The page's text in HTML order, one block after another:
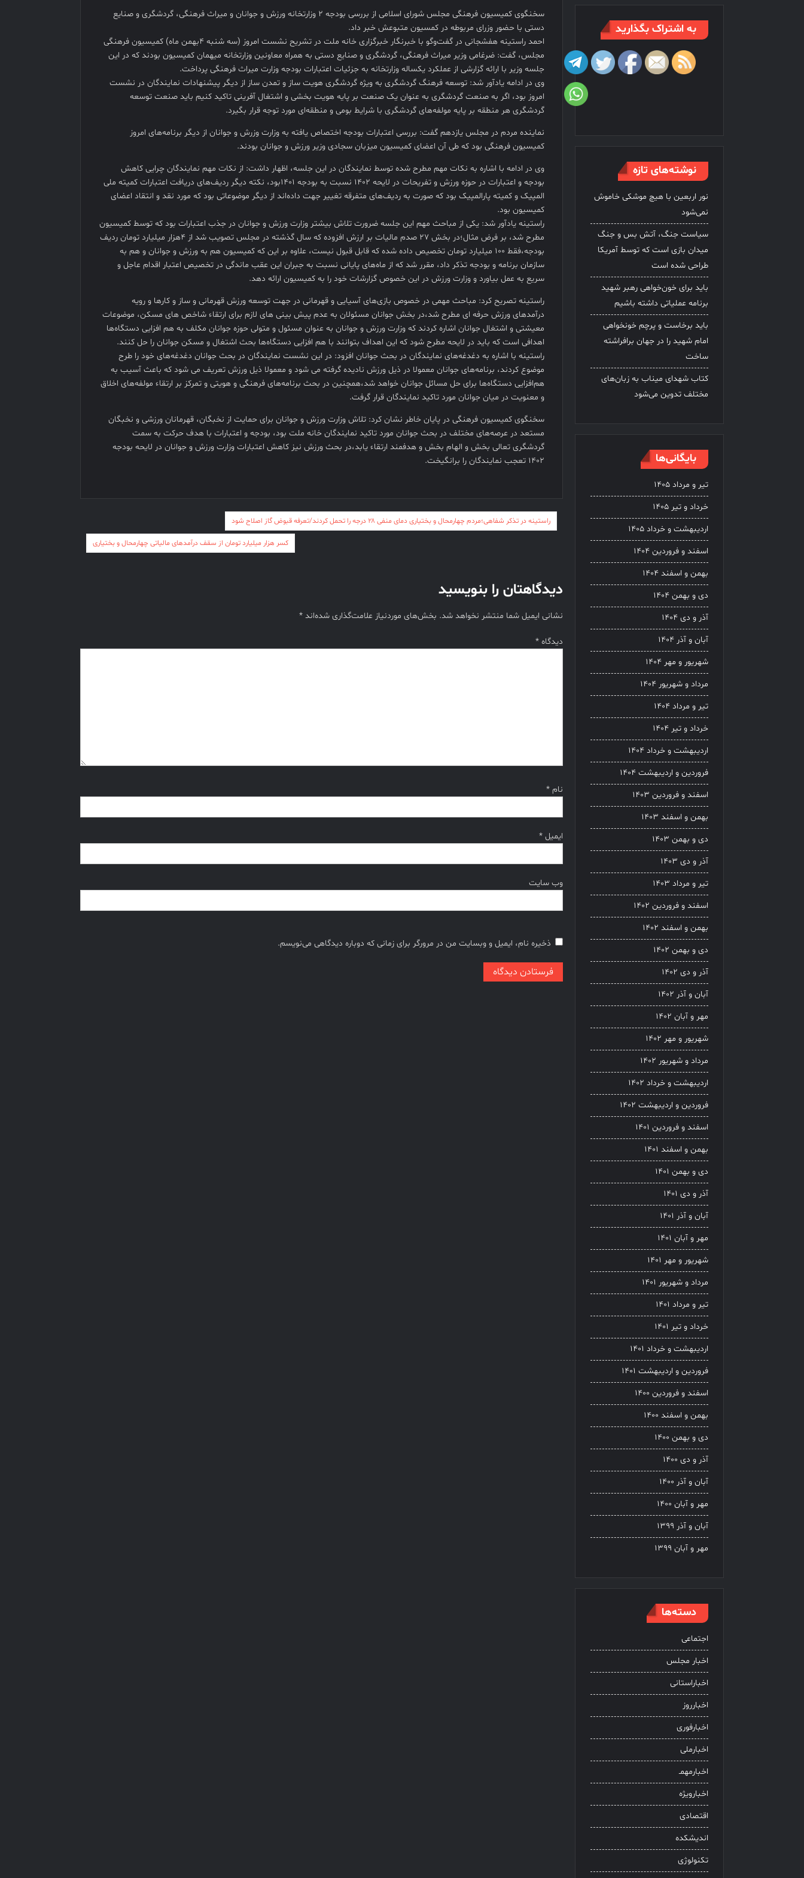
سخنگوی کمیسیون فرهنگی مجلس شورای اسلامی از بررسی بودجه ۲ وزارتخانه ورزش و جوانان و میراث فرهنگی، گردشگری و صنایع
دستی با حضور وزرای مربوطه در کمسیون متبوعش خبر داد.
احمد راستینه هفشجانی در گفت‌وگو با خبرنگار خبرگزاری خانه ملت در تشریح نشست امروز (سه شنبه ۴بهمن ماه) کمیسیون فرهنگی
مجلس، گفت: ضرغامی وزیر میراث فرهنگی، گردشگری و صنایع دستی به همراه معاونین وزارتخانه میهمان کمیسیون بودند که در این
جلسه وزیر با ارائه گزارشی از عملکرد یکساله وزارتخانه به جزئیات اعتبارات بودجه وزارت میراث فرهنگی پرداخت.
وی در ادامه یادآور شد: توسعه فرهنگ گردشگری به ویژه گردشگری هویت ساز و تمدن ساز از دیگر پیشنهادات نمایندگان در نشست
امروز بود، اگر به صنعت گردشگری به عنوان یک صنعت بر پایه هویت بخشی و اشتغال آفرینی تاکید کنیم باید صنعت توسعه
گردشگری هر منطقه بر پایه مولفه‌های گردشگری با شرایط بومی و منطقه‌ای مورد توجه قرار بگیرد.
نماینده مردم در مجلس یازدهم گفت: بررسی اعتبارات بودجه اختصاص یافته به وزارت وزرش و جوانان از دیگر برنامه‌های امروز
کمیسیون فرهنگی بود که طی آن اعضای کمیسیون میزبان سجادی وزیر ورزش و جوانان بودند.
وی در ادامه با اشاره به نکات مهم مطرح شده توسط نمایندگان در این جلسه، اظهار داشت: از نکات مهم نمایندگان چرایی کاهش
بودجه و اعتبارات در حوزه ورزش و تفریحات در لایحه ۱۴۰۲ نسبت به بودجه ۱۴۰۱بود، نکته دیگر ردیف‌های دریافت اعتبارات کمیته ملی
المپیک و کمیته پارالمپیک بود که صورت به ردیف‌های متفرقه تغییر جهت داده‌اند از دیگر موضوعاتی بود که مورد نقد و انتقاد اعضای
کمیسیون بود.
راستینه یادآور شد: یکی از مباحث مهم این جلسه ضرورت تلاش بیشتر وزارت ورزش و جوانان در جذب اعتبارات بود که توسط کمیسیون
مطرح شد، بر فرض مثال؛در بخش ۲۷ صدم مالیات بر ارزش افزوده که سال گذشته در مجلس تصویب شد از ۴هزار میلیارد تومان ردیف
بودجه،فقط ۱۰۰ میلیارد تومان تخصیص داده شده که قابل قبول نیست، علاوه بر این که کمیسیون هم به ورزش و جوانان و هم به
سازمان برنامه و بودجه تذکر داد، مقرر شد که از ماه‌های پایانی نسبت به جبران این عقب ماندگی در تخصیص اعتبار اقدام عاجل و
سریع به عمل بیاورد و وزارت ورزش در این خصوص گزارشات خود را به کمیسیون ارائه دهد.
راستینه تصریح کرد: مباحث مهمی در خصوص بازی‌های آسیایی و قهرمانی در جهت توسعه ورزش قهرمانی و ساز و کارها و رویه
درآمدهای ورزش حرفه ای مطرح شد،در بخش جوانان مسئولان به عدم پیش بینی های لازم برای ارتقاء شاخص های مسکن، موضوعات
معیشتی و اشتغال جوانان اشاره کردند که وزارت ورزش و جوانان به عنوان مسئول و متولی حوزه جوانان مکلف به هم افزایی دستگاه‌ها
اهدافی است که باید در لایحه مطرح شود که این اهداف بتوانند با هم افزایی دستگاه‌ها بحث اشتغال و مسکن جوانان را حل کنند.
راستینه با اشاره به دغدغه‌های نمایندگان در بحث جوانان افزود: در این نشست نمایندگان در بحث جوانان دغدغه‌های خود را طرح
موضوع کردند، برنامه‌های جوانان معمولا در ذیل ورزش نادیده گرفته می شود و معمولا ذیل ورزش تعریف می شود که باعث آسیب به
هم‌افزایی دستگاه‌ها برای حل مسائل جوانان خواهد شد،همچنین در بحث برنامه‌های فرهنگی و هویتی و تمرکز بر ارتقاء مولفه‌های اخلاق
و معنویت در میان جوانان مورد تاکید نمایندگان قرار گرفت.
سخنگوی کمیسیون فرهنگی در پایان خاطر نشان کرد: تلاش وزارت ورزش و جوانان برای حمایت از نخبگان، قهرمانان ورزشی و نخبگان
مستعد در عرصه‌های مختلف در بحث جوانان مورد تاکید نمایندگان خانه ملت بود، بودجه و اعتبارات با هدف حرکت به سمت
گردشگری تعالی بخش و الهام بخش و هدفمند ارتقاء یابد،در بحث ورزش نیز کاهش اعتبارات وزارت ورزش و جوانان در لایحه بودجه
۱۴۰۲ تعجب نمایندگان را برانگیخت.
راهبری
راستینه در تذکر شفاهی؛مردم چهارمحال و بختیاری دمای منفی ۲۸ درجه را تحمل کردند/تعرفه قبوض گاز اصلاح شود
کسر هزار میلیارد تومان از سقف درآمدهای مالیاتی چهارمحال و بختیاری
دیدگاهتان را بنویسید
نشانی ایمیل شما منتشر نخواهد شد. بخش‌های موردنیاز علامت‌گذاری شده‌اند*
دیدگاه*
نام*
ایمیل*
وب‌ سایت
ذخیره نام، ایمیل و وبسایت من در مرورگر برای زمانی که دوباره دیدگاهی می‌نویسم.
به اشتراک بگذارید
نوشته‌های تازه
نور اربعین با هیچ موشکی خاموش
نمی‌شود
سیاست جنگ، آتش بس و جنگ
میدان بازی است که توسط آمریکا
طراحی شده است
باید برای خون‌خواهی رهبر شهید
برنامه عملیاتی داشته باشیم
باید برخاست و پرچم خونخواهی
امام شهید را در جهان برافراشته
ساخت
کتاب شهدای میناب به زبان‌های
مختلف تدوین می‌شود
بایگانی‌ها
تیر و مرداد ۱۴۰۵
خرداد و تیر ۱۴۰۵
اردیبهشت و خرداد ۱۴۰۵
اسفند و فروردین ۱۴۰۴
بهمن و اسفند ۱۴۰۴
دی و بهمن ۱۴۰۴
آذر و دی ۱۴۰۴
آبان و آذر ۱۴۰۴
شهریور و مهر ۱۴۰۴
مرداد و شهریور ۱۴۰۴
تیر و مرداد ۱۴۰۴
خرداد و تیر ۱۴۰۴
اردیبهشت و خرداد ۱۴۰۴
فروردین و اردیبهشت ۱۴۰۴
اسفند و فروردین ۱۴۰۳
بهمن و اسفند ۱۴۰۳
دی و بهمن ۱۴۰۳
آذر و دی ۱۴۰۳
تیر و مرداد ۱۴۰۳
اسفند و فروردین ۱۴۰۲
بهمن و اسفند ۱۴۰۲
دی و بهمن ۱۴۰۲
آذر و دی ۱۴۰۲
آبان و آذر ۱۴۰۲
مهر و آبان ۱۴۰۲
شهریور و مهر ۱۴۰۲
مرداد و شهریور ۱۴۰۲
اردیبهشت و خرداد ۱۴۰۲
فروردین و اردیبهشت ۱۴۰۲
اسفند و فروردین ۱۴۰۱
بهمن و اسفند ۱۴۰۱
دی و بهمن ۱۴۰۱
آذر و دی ۱۴۰۱
آبان و آذر ۱۴۰۱
مهر و آبان ۱۴۰۱
شهریور و مهر ۱۴۰۱
مرداد و شهریور ۱۴۰۱
تیر و مرداد ۱۴۰۱
خرداد و تیر ۱۴۰۱
اردیبهشت و خرداد ۱۴۰۱
فروردین و اردیبهشت ۱۴۰۱
اسفند و فروردین ۱۴۰۰
بهمن و اسفند ۱۴۰۰
دی و بهمن ۱۴۰۰
آذر و دی ۱۴۰۰
آبان و آذر ۱۴۰۰
مهر و آبان ۱۴۰۰
آبان و آذر ۱۳۹۹
مهر و آبان ۱۳۹۹
دسته‌ها
اجتماعی
اخبار مجلس
اخباراستانی
اخبارروز
اخبارفوری
اخبارملی
اخبارمهمـ
اخبارویژه
اقتصادی
اندیشکده
تکنولوژی